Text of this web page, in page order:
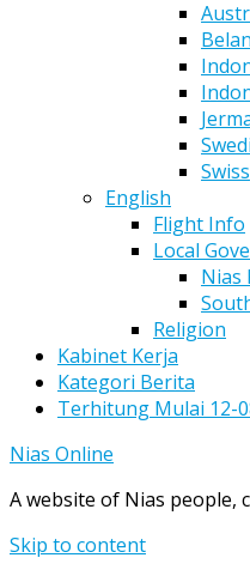
Swiss
English
Flight Info
Local
Nias
Religion
Kabinet Kerja
Kategori Berita
Terhitung Mulai 12-
Nias Online
A website of Nias people,
Skip to content